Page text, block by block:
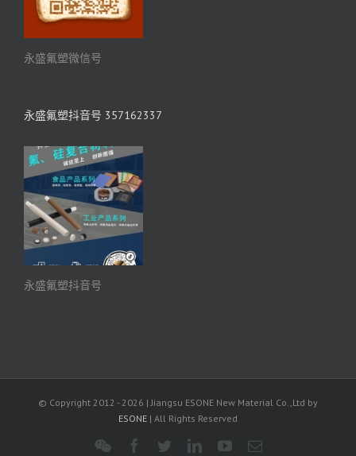
永盛氟塑微信号
永盛氟塑抖音号 357162337
永盛氟塑抖音号
© Copyright 2012 - 2026 | Jiangsu ESONE New Material Co.,Ltd by
ESONE | All Rights Reserved
WeChatFacebook
TwitterLinkedInYouTube
电